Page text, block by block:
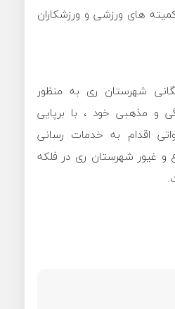
های ورزشی و ورزشکاران
شهرستان ری به منظور
و مذهبی خود ، با برپایی
اقدام به خدمات رسانی
غیور شهرستان ری در فلکه